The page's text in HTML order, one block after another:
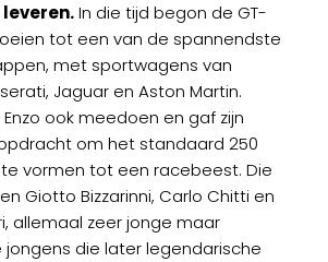
leveren.In die tijd begon de GT-
tot een van de spannendste
met sportwagens van
Jaguar en Aston Martin.
ook meedoen en gaf zijn
om het standaard 250
vormen tot een racebeest. Die
Giotto Bizzarinni, Carlo Chitti en
allemaal zeer jonge maar
die later legendarische